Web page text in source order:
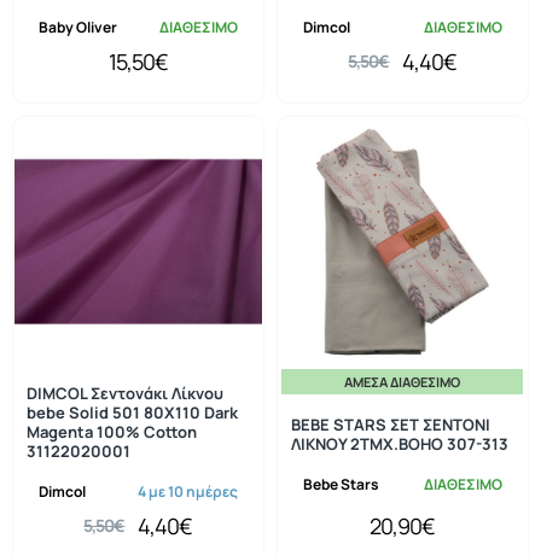
Baby Oliver ΔΙΑΘΕΣΙΜΟ
15,50€
Dimcol ΔΙΑΘΕΣΙΜΟ
4,40€
5,50€
Dimcol 4 με 10 ημέρες
DIMCOL Σεντονάκι Λίκνου
bebe Solid 501 80X110 Dark
Magenta 100% Cotton
31122020001
4,40€
5,50€
ΆΜΕΣΑ ΔΙΑΘΈΣΙΜΟ
Bebe Stars ΔΙΑΘΕΣΙΜΟ
BEBE STARS ΣΕΤ ΣΕΝΤΟΝΙ
ΛΙΚΝΟΥ 2ΤΜΧ.BOHO 307-313
20,90€